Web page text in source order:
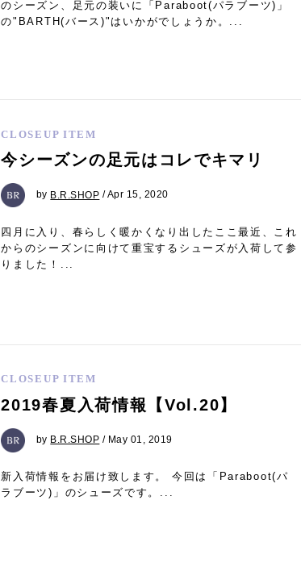
のシーズン、足元の装いに「Paraboot(パラブーツ)」
の"BARTH(バース)"はいかがでしょうか。...
CLOSEUP ITEM
今シーズンの足元はコレでキマリ
by B.R.SHOP / Apr 15, 2020
四月に入り、春らしく暖かくなり出したここ最近、これ
からのシーズンに向けて重宝するシューズが入荷して参
りました！...
CLOSEUP ITEM
2019春夏入荷情報【Vol.20】
by B.R.SHOP / May 01, 2019
新入荷情報をお届け致します。 今回は「Paraboot(パ
ラブーツ)」のシューズです。...